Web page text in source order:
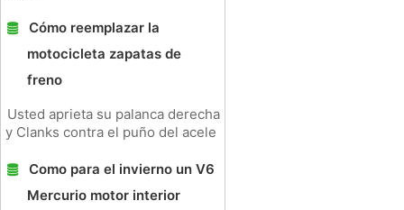
Cómo reemplazar la
motocicleta zapatas de
freno
Usted aprieta su palanca derecha
y Clanks contra el puño del acele
Como para el invierno un V6
Mercurio motor interior